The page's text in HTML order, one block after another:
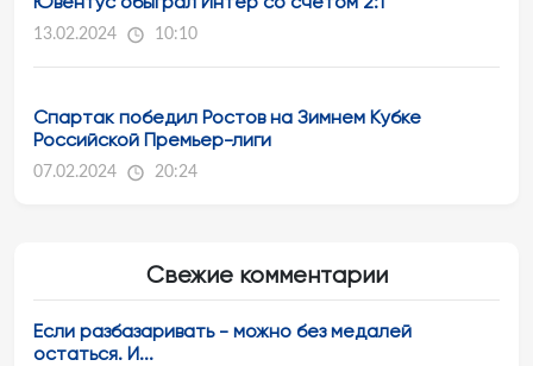
13.02.2024 10:10
Спартак победил Ростов на Зимнем Кубке
Российской Премьер-лиги
07.02.2024 20:24
Свежие комментарии
Если разбазаривать - можно без медалей
остаться. И...